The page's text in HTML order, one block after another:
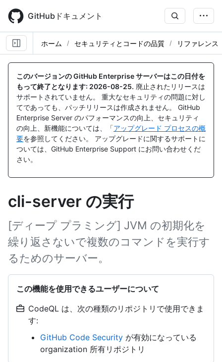
main
content
GitHubドキュメント
ホーム セキュリティとコードの品質 リファレンス
このバージョンの GitHub Enterprise サーバーはこの日付を
もって終了となります: 2026-08-25. 廃止されたリリースは
サポートされていません。 重大なセキュリティの問題に対し
てであっても、パッチリリースは作成されません。 GitHub
Enterprise Server のパフォーマンスの向上、セキュリティ
の向上、新機能については、「アップグレード プロセスの概
要を参照してください。 アップグレードに関するサポートに
ついては、GitHub Enterprise Support にお問い合わせくだ
さい。
cli-server の実行
[ディープ プラミング] JVM の初期化を
繰り返さないで複数のコマンドを実行す
るためのサーバー。
この機能を使用できるユーザーについて
CodeQL は、次の種類のリポジトリで使用できま
す:
GitHub Code Security が有効になっている
organization 所有リポジトリ